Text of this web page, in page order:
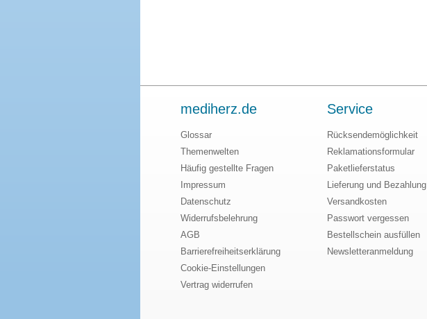
mediherz.de
Glossar
Themenwelten
Häufig gestellte Fragen
Impressum
Datenschutz
Widerrufsbelehrung
AGB
Barrierefreiheitserklärung
Cookie-Einstellungen
Vertrag widerrufen
Service
Rücksendemöglichkeit
Reklamationsformular
Paketlieferstatus
Lieferung und Bezahlung
Versandkosten
Passwort vergessen
Bestellschein ausfüllen
Newsletteranmeldung